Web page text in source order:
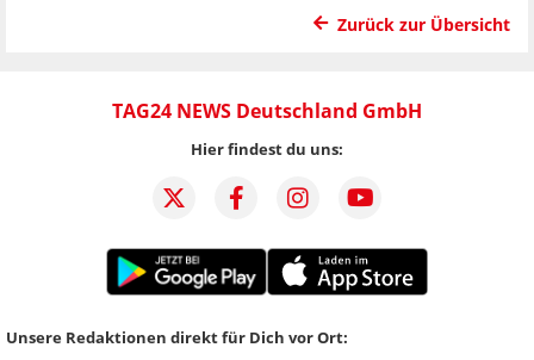
Zurück zur Übersicht
TAG24 NEWS Deutschland GmbH
Hier findest du uns:
Unsere Redaktionen direkt für Dich vor Ort: